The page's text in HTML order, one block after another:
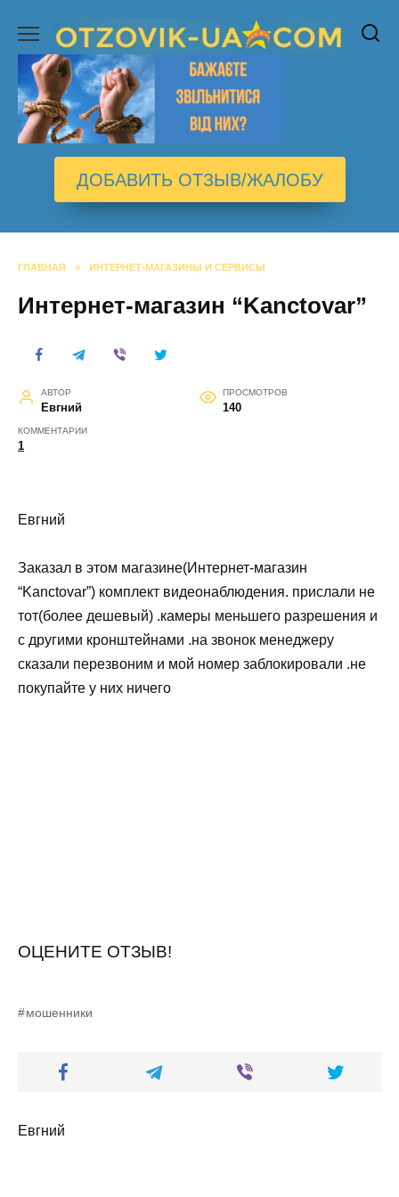
содержанию
ДОБАВИТЬ ОТЗЫВ/ЖАЛОБУ
ГЛАВНАЯ » ИНТЕРНЕТ-МАГАЗИНЫ И СЕРВИСЫ
Интернет-магазин “Kanctovar”
АВТОР
Евгний
ПРОСМОТРОВ
140
КОММЕНТАРИИ
1
Евгний
Заказал в этом магазине(Интернет-магазин
“Kanctovar”) комплект видеонаблюдения. прислали не
тот(более дешевый) .камеры меньшего разрешения и
с другими кронштейнами .на звонок менеджеру
сказали перезвоним и мой номер заблокировали .не
покупайте у них ничего
ОЦЕНИТЕ ОТЗЫВ!
мошенники
Евгний